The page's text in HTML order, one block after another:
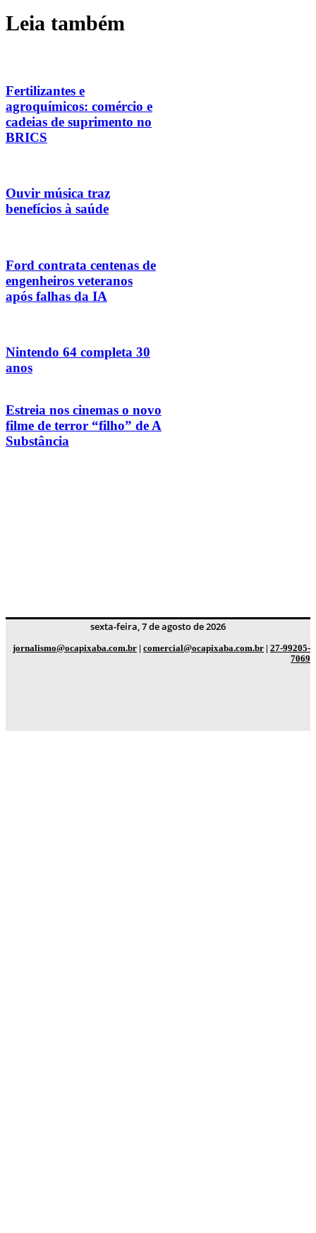
Leia também
Fertilizantes e
agroquímicos: comércio e
cadeias de suprimento no
BRICS
Ouvir música traz
benefícios à saúde
Ford contrata centenas de
engenheiros veteranos
após falhas da IA
Nintendo 64 completa 30
anos
Estreia nos cinemas o novo
filme de terror “filho” de A
Substância
sexta-feira, 7 de agosto de 2026
jornalismo@ocapixaba.com.br | comercial@ocapixaba.com.br | 27-99205-
7069